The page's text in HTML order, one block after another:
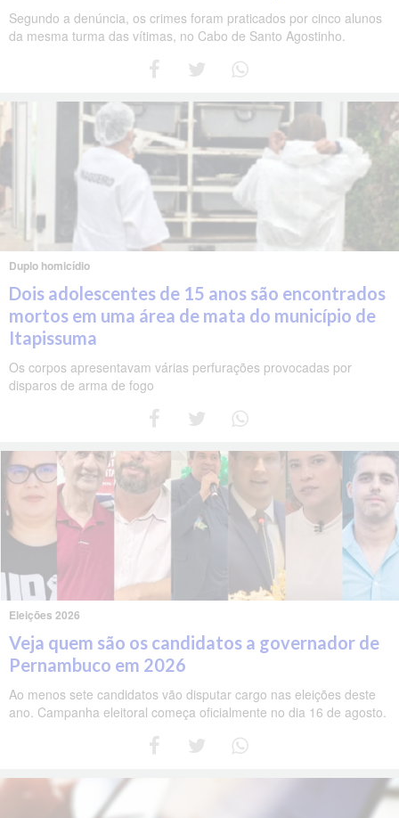
Segundo a denúncia, os crimes foram praticados por cinco alunos
da mesma turma das vítimas, no Cabo de Santo Agostinho.
Duplo homicídio
Dois adolescentes de 15 anos são encontrados
mortos em uma área de mata do município de
Itapissuma
Os corpos apresentavam várias perfurações provocadas por
disparos de arma de fogo
Eleições 2026
Veja quem são os candidatos a governador de
Pernambuco em 2026
Ao menos sete candidatos vão disputar cargo nas eleições deste
ano. Campanha eleitoral começa oficialmente no dia 16 de agosto.